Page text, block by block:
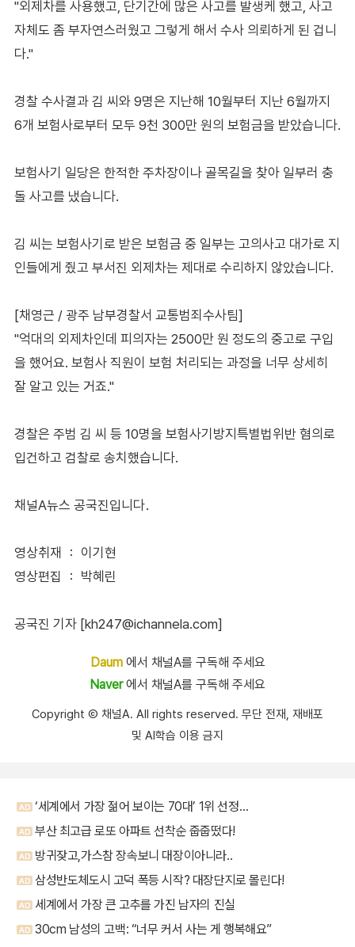
"외제차를 사용했고, 단기간에 많은 사고를 발생케 했고, 사고
자체도 좀 부자연스러웠고 그렇게 해서 수사 의뢰하게 된 겁니
다."
경찰 수사결과 김 씨와 9명은 지난해 10월부터 지난 6월까지
6개 보험사로부터 모두 9천 300만 원의 보험금을 받았습니다.
보험사기 일당은 한적한 주차장이나 골목길을 찾아 일부러 충
돌 사고를 냈습니다.
김 씨는 보험사기로 받은 보험금 중 일부는 고의사고 대가로 지
인들에게 줬고 부서진 외제차는 제대로 수리하지 않았습니다.
[채영근 / 광주 남부경찰서 교통범죄수사팀]
"억대의 외제차인데 피의자는 2500만 원 정도의 중고로 구입
을 했어요. 보험사 직원이 보험 처리되는 과정을 너무 상세히
잘 알고 있는 거죠."
경찰은 주범 김 씨 등 10명을 보험사기방지특별법위반 혐의로
입건하고 검찰로 송치했습니다.
채널A뉴스 공국진입니다．
영상취재 ： 이기현
영상편집 ： 박혜린
공국진 기자 [kh247@ichannela.com]
Daum에서 채널A를 구독해 주세요
Naver에서 채널A를 구독해 주세요
Copyright Ⓒ 채널A. All rights reserved. 무단 전재, 재배포
및 AI학습 이용 금지